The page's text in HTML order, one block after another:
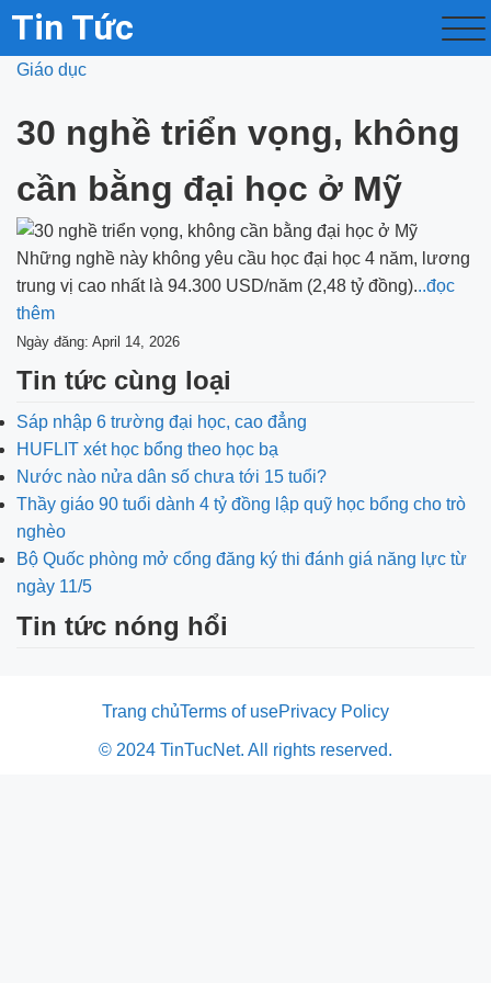
Tin Tức
Giáo dục
30 nghề triển vọng, không
cần bằng đại học ở Mỹ
Những nghề này không yêu cầu học đại học 4 năm, lương
trung vị cao nhất là 94.300 USD/năm (2,48 tỷ đồng)...đọc
thêm
Ngày đăng: April 14, 2026
Tin tức cùng loại
Sáp nhập 6 trường đại học, cao đẳng
HUFLIT xét học bổng theo học bạ
Nước nào nửa dân số chưa tới 15 tuổi?
Thầy giáo 90 tuổi dành 4 tỷ đồng lập quỹ học bổng cho trò
nghèo
Bộ Quốc phòng mở cổng đăng ký thi đánh giá năng lực từ
ngày 11/5
Tin tức nóng hổi
Trang chủTerms of usePrivacy Policy
© 2024 TinTucNet. All rights reserved.